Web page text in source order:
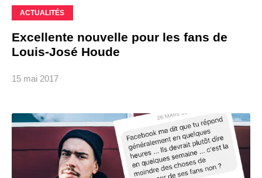
ACTUALITÉS
Excellente nouvelle pour les fans de
Louis-José Houde
15 mai 2017